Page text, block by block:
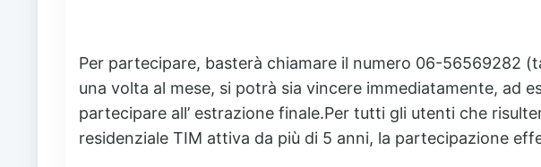
Per partecipare, basterà chiamare il numero 06-56569282
una volta al mese, si potrà sia vincere immediatamente, ad
partecipare all’ estrazione finale.Per tutti gli utenti che
residenziale TIM attiva da più di 5 anni, la partecipazione